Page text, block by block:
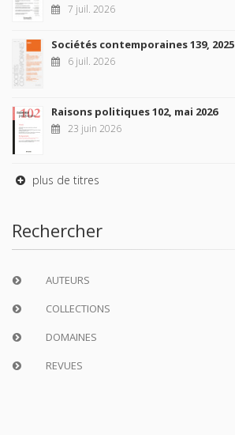
7 juil. 2026
Sociétés contemporaines 139, 2025
6 juil. 2026
Raisons politiques 102, mai 2026
23 juin 2026
plus de titres
Rechercher
AUTEURS
COLLECTIONS
DOMAINES
REVUES